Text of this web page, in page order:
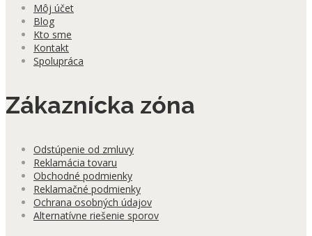
Môj účet
Blog
Kto sme
Kontakt
Spolupráca
Zákaznícka zóna
Odstúpenie od zmluvy
Reklamácia tovaru
Obchodné podmienky
Reklamačné podmienky
Ochrana osobných údajov
Alternatívne riešenie sporov